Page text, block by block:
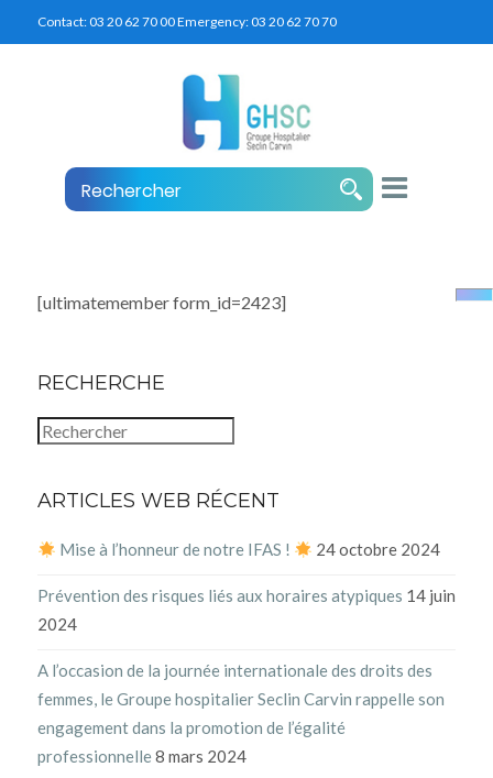
Contact:03 20 62 70 00Emergency:03 20 62 70 70
[ultimatemember form_id=2423]
RECHERCHE
ARTICLES WEB RÉCENT
Mise à l’honneur de notre IFAS ! 24 octobre 2024
Prévention des risques liés aux horaires atypiques 14 juin
2024
A l’occasion de la journée internationale des droits des
femmes, le Groupe hospitalier Seclin Carvin rappelle son
engagement dans la promotion de l’égalité
professionnelle8 mars 2024